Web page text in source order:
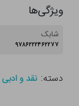
ویژگی‌ها
شابک
۹۷۸۶۲۲۲۴۶۲۲۷۷
دسته: نقد و ادبی